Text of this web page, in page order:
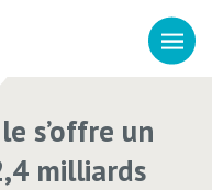
s’offre un
milliards